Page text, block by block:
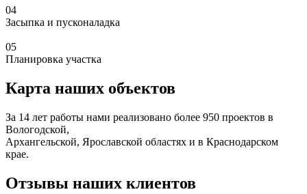
04
Засыпка и пусконаладка
05
Планировка участка
Карта наших объектов
За 14 лет работы нами реализовано более 950 проектов в
Вологодской,
Архангельской, Ярославской областях и в Краснодарском
крае.
Отзывы наших клиентов